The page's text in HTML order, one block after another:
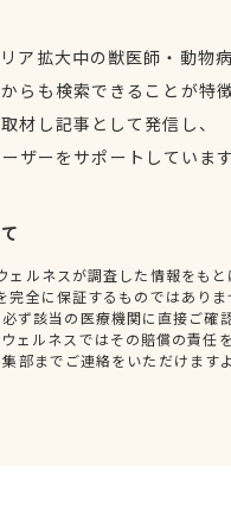
ア拡大中の獣医師・動物病
らも検索できることが特徴
材し記事として発信し、
ザーをサポートしています
ルネスが調査した情報をもと
全に保証するものではありま
ず該当の医療機関に直接ご確
ルネスではその賠償の責任
部までご連絡をいただけます